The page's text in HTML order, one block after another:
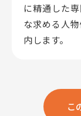
に精通した
な求める人
内します。
こ